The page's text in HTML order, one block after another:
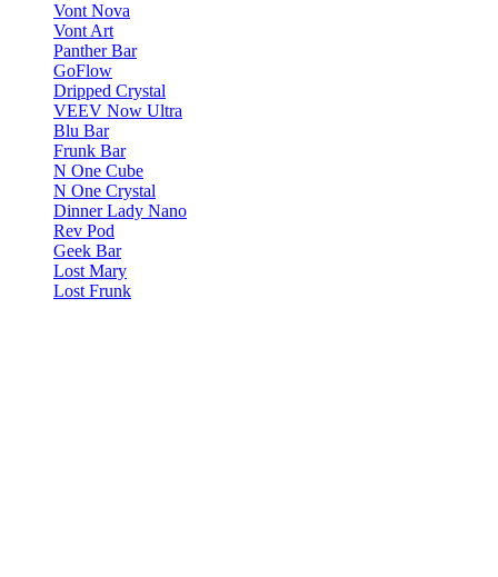
Vont Nova
Vont Art
Panther Bar
GoFlow
Dripped Crystal
VEEV Now Ultra
Blu Bar
Frunk Bar
N One Cube
N One Crystal
Dinner Lady Nano
Rev Pod
Geek Bar
Lost Mary
Lost Frunk